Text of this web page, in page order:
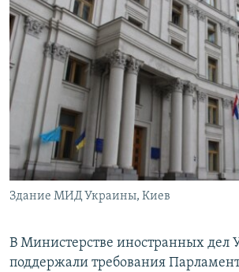
СОВЕТЫ ПРАВОЗАЩИТНИКОВ
ПРОПАВШИЕ БЕЗ ВЕСТИ
ПОБЕДИТЕЛЕЙ НЕ СУДЯТ?
КРЫМ.НЕПОКОРЕННЫЙ
ELIFBE
УКРАИНСКАЯ ПРОБЛЕМА КРЫМА
Qırımtatar
ПРИСОЕДИНЯЙТЕСЬ!
Все сайты RFE/RL
Здание МИД Украины, Киев
В Министерстве иностранных дел
поддержали требования